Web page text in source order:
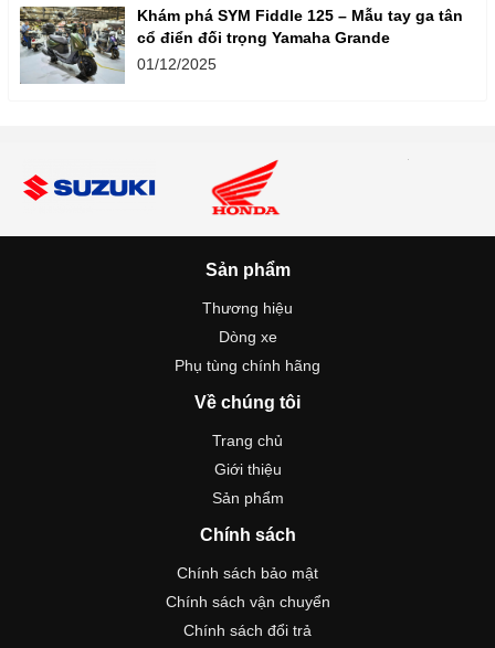
Khám phá SYM Fiddle 125 – Mẫu tay ga tân
cổ điển đối trọng Yamaha Grande
01/12/2025
Sản phẩm
Thương hiệu
Dòng xe
Phụ tùng chính hãng
Về chúng tôi
Trang chủ
Giới thiệu
Sản phẩm
Chính sách
Chính sách bảo mật
Chính sách vận chuyển
Chính sách đổi trả